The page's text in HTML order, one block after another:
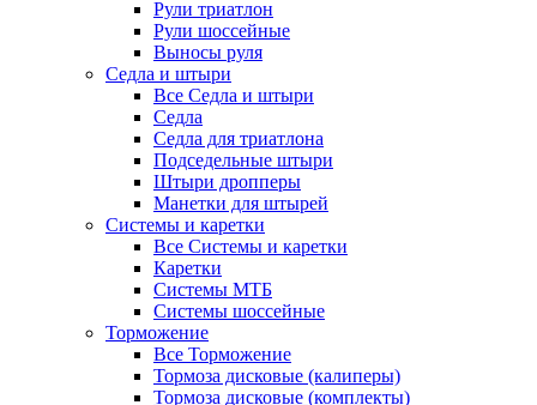
Рули триатлон
Рули шоссейные
Выносы руля
Седла и штыри
Все Седла и штыри
Седла
Седла для триатлона
Подседельные штыри
Штыри дропперы
Манетки для штырей
Системы и каретки
Все Системы и каретки
Каретки
Системы МТБ
Системы шоссейные
Торможение
Все Торможение
Тормоза дисковые (калиперы)
Тормоза дисковые (комплекты)